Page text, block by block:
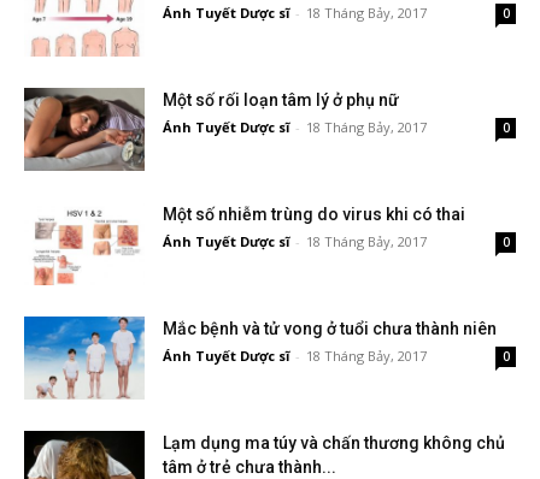
Ánh Tuyết Dược sĩ - 18 Tháng Bảy, 2017 0
Một số rối loạn tâm lý ở phụ nữ
Ánh Tuyết Dược sĩ - 18 Tháng Bảy, 2017 0
Một số nhiễm trùng do virus khi có thai
Ánh Tuyết Dược sĩ - 18 Tháng Bảy, 2017 0
Mắc bệnh và tử vong ở tuổi chưa thành niên
Ánh Tuyết Dược sĩ - 18 Tháng Bảy, 2017 0
Lạm dụng ma túy và chấn thương không chủ
tâm ở trẻ chưa thành...